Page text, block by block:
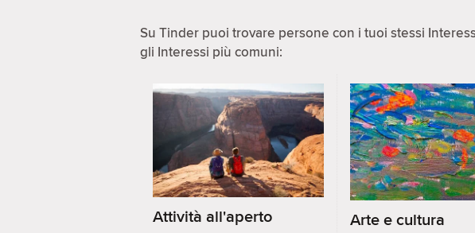
Su Tinder puoi trovare persone con i tuoi stessi
gli Interessi più comuni:
Attività all'aperto Arte e cultura